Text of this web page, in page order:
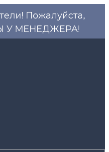
Пожалуйста,
У МЕНЕДЖЕРА!